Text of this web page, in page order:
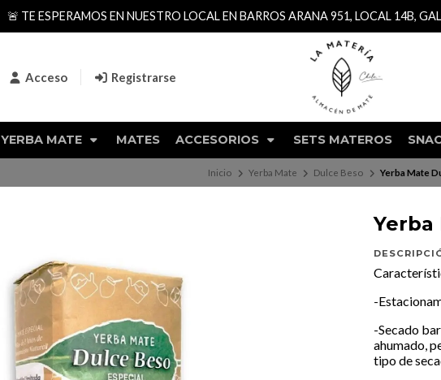
Acceso Registrarse
YERBA MATE MATES ACCESORIOS SETS MATEROS
🚨 TE ESPERAMOS EN NUESTRO LOCAL EN BARROS ARANA 951, LOCAL 14B,
Inicio Yerba Mate Dulce Beso Yerba Mate
Yerba
-
-Secado
ahumado,
tipo de